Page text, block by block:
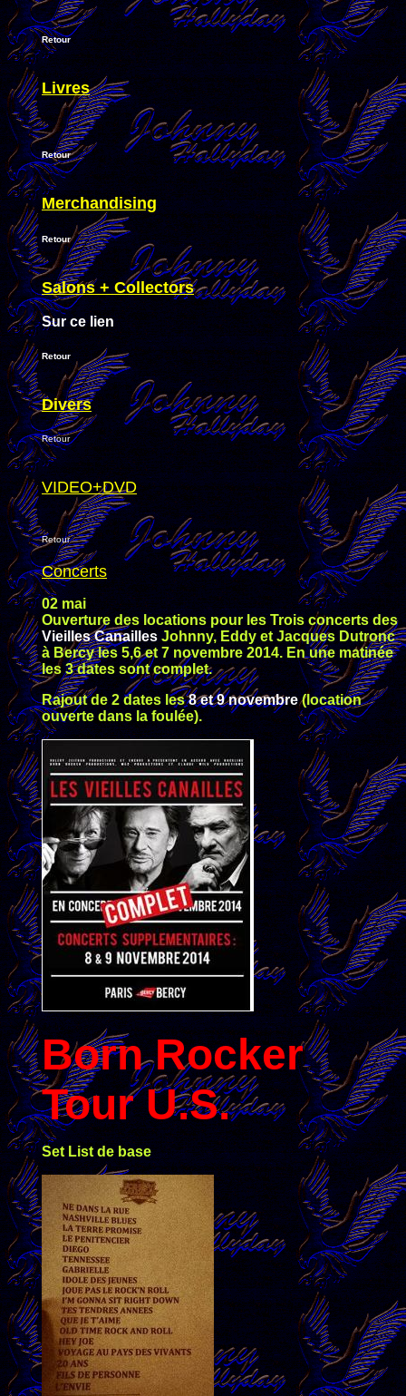
Retour
Livres
Retour
Merchandising
Retour
Salons + Collectors
Sur ce lien
Retour
Divers
Retour
VIDEO+DVD
Retour
Concerts
02 mai
Ouverture des locations pour les Trois concerts des
Vieilles CanaillesJohnny, Eddy et Jacques Dutronc
à Bercy les 5,6 et 7 novembre 2014. En une matinée
les 3 dates sont complet.
Rajout de 2 dates les8 et 9 novembre(location
ouverte dans la foulée).
Born Rocker
Tour U.S.
Set List de base